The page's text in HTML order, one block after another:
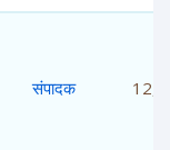
संपादक